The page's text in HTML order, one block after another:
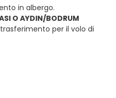
in albergo.
O AYDIN/BODRUM
per il volo di